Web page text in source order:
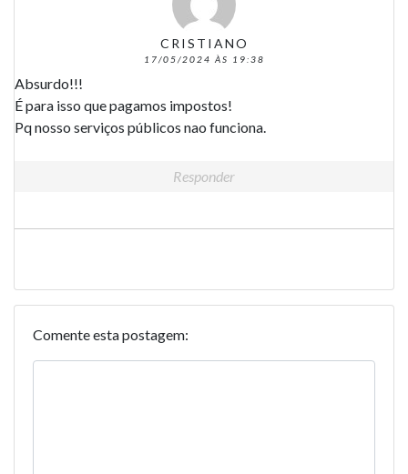
CRISTIANO
17/05/2024 ÀS 19:38
Absurdo!!!
É para isso que pagamos impostos!
Pq nosso serviços públicos nao funciona.
Responder
Comente esta postagem: